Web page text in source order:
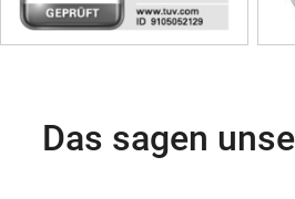
Das sagen